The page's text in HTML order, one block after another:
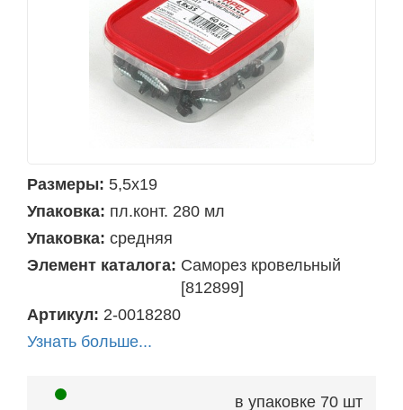
Размеры: 5,5х19
Упаковка: пл.конт. 280 мл
Упаковка: средняя
Элемент каталога: Саморез кровельный
[812899]
Артикул: 2-0018280
Узнать больше...
в упаковке 70 шт